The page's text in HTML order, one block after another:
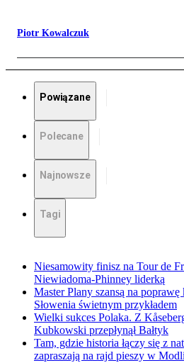
Piotr Kowalczuk
Powiązane
Polecane
Najnowsze
Tagi
Niesamowity finisz na Tour de
Niewiadoma-Phinney liderką
Master Plany szansą na
Słowenia świetnym przykładem
Wielki sukces Polaka. Z
Kubkowski przepłynął Bałtyk
Tam, gdzie historia łączy się z
zapraszają na rajd pieszy w